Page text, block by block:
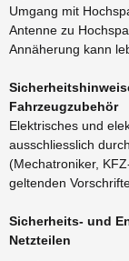
Umgang mit
Antenne zu
Annäherung kann
Fahrzeugzubehör
Elektrisches und
ausschliesslich
(Mechatroniker,
geltenden
Sicherheits- und
Netzteilen